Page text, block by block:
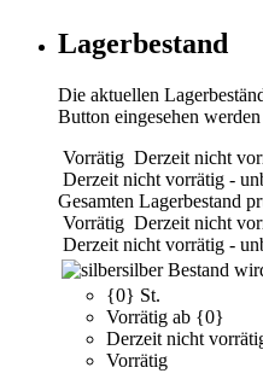
Lagerbestand
Die aktuellen
Button eingesehen werden
Vorrätig Derzeit nicht
Derzeit nicht vorrätig -
Gesamten Lagerbestand
Vorrätig Derzeit nicht
Derzeit nicht vorrätig -
silber Bestand
{0} St.
Vorrätig ab {0}
Derzeit nicht
Vorrätig